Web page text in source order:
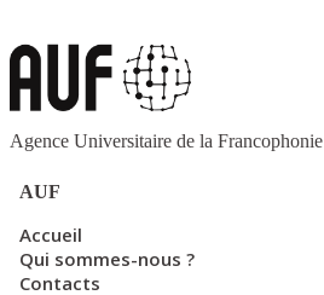
Agence Universitaire de la Francophonie
AUF
Accueil
Qui sommes-nous ?
Contacts